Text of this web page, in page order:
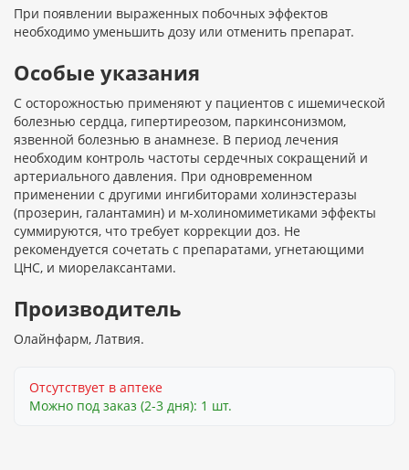
При появлении выраженных побочных эффектов
необходимо уменьшить дозу или отменить препарат.
Особые указания
С осторожностью применяют у пациентов с ишемической
болезнью сердца, гипертиреозом, паркинсонизмом,
язвенной болезнью в анамнезе. В период лечения
необходим контроль частоты сердечных сокращений и
артериального давления. При одновременном
применении с другими ингибиторами холинэстеразы
(прозерин, галантамин) и м-холиномиметиками эффекты
суммируются, что требует коррекции доз. Не
рекомендуется сочетать с препаратами, угнетающими
ЦНС, и миорелаксантами.
Производитель
Олайнфарм, Латвия.
Отсутствует в аптеке
Можно под заказ (2-3 дня): 1 шт.